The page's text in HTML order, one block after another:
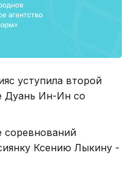
уступила второй
Дуань Ин-Ин со
соревнований
Ксению Лыкину -